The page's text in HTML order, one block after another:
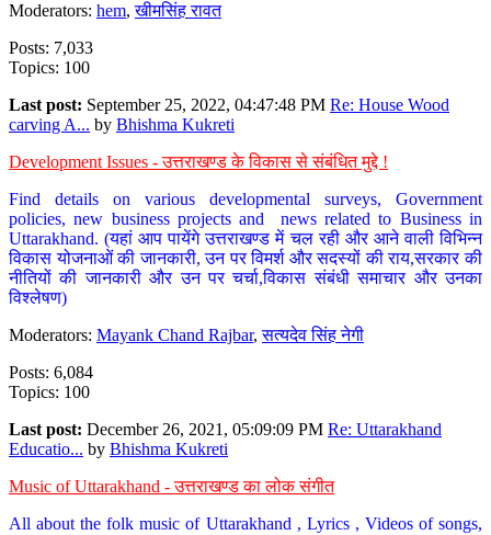
Moderators: hem,खीमसिंह रावत
Posts: 7,033
Topics: 100
Last post: September 25, 2022, 04:47:48 PM Re: House Wood
carving A... by Bhishma Kukreti
Development Issues - उत्तराखण्ड के विकास से संबंधित मुद्दे !
Find details on various developmental surveys, Government
policies, new business projects and news related to Business in
Uttarakhand. (यहां आप पायेंगे उत्तराखण्ड में चल रही और आने वाली विभिन्न
विकास योजनाओं की जानकारी, उन पर विमर्श और सदस्यों की राय,सरकार की
नीतियों की जानकारी और उन पर चर्चा,विकास संबंधी समाचार और उनका
विश्लेषण)
Moderators: Mayank Chand Rajbar,सत्यदेव सिंह नेगी
Posts: 6,084
Topics: 100
Last post: December 26, 2021, 05:09:09 PM Re: Uttarakhand
Educatio... by Bhishma Kukreti
Music of Uttarakhand - उत्तराखण्ड का लोक संगीत
All about the folk music of Uttarakhand , Lyrics , Videos of songs,